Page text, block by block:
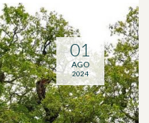
01
AGO
2024